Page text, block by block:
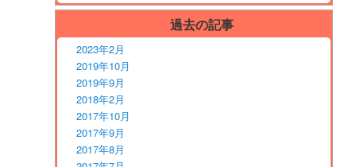
過去の記事
2023年2月
2019年10月
2019年9月
2018年2月
2017年10月
2017年9月
2017年8月